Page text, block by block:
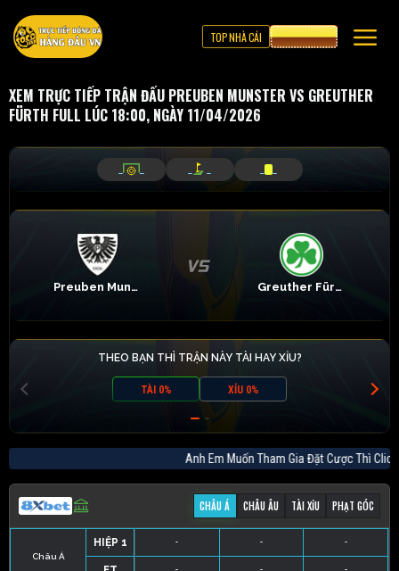
TOP NHÀ CÁI CƯỢC 8XBET
XEM TRỰC TIẾP TRẬN ĐẤU PREUBEN MUNSTER VS GREUTHER
FÜRTH FULL LÚC 18:00, NGÀY 11/04/2026
_ _
Preuben Munster Greuther Fürth
THEO BẠN THÌ TRẬN NÀY TÀI HAY XỈU?
TÀI 0% XỈU 0%
Anh Em Muốn Tham Gia Đặt Cược
CHÂU Á CHÂU ÂU TÀI XỈU PHẠT GÓC
Châu Á
HIỆP 1 - - -